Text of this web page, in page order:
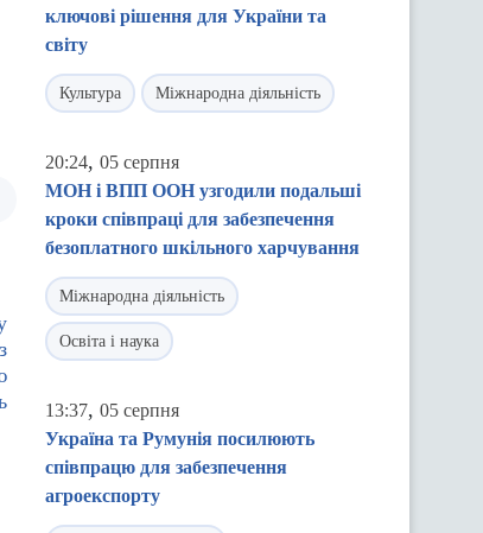
ключові рішення для України та
світу
Культура Міжнародна діяльність
20:24, 05 серпня
МОН і ВПП ООН узгодили подальші
кроки співпраці для забезпечення
безоплатного шкільного харчування
Міжнародна діяльність
Освіта і наука
13:37, 05 серпня
Україна та Румунія посилюють
співпрацю для забезпечення
агроекспорту